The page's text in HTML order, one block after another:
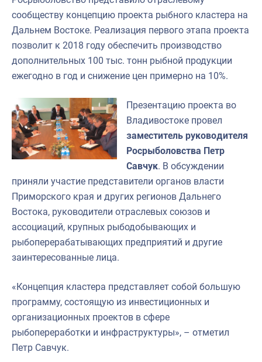
сообществу концепцию проекта рыбного кластера на
Дальнем Востоке. Реализация первого этапа проекта
позволит к 2018 году обеспечить производство
дополнительных 100 тыс. тонн рыбной продукции
ежегодно в год и снижение цен примерно на 10%.
Презентацию проекта во
Владивостоке провел
заместитель руководителя
Росрыболовства Петр
Савчук. В обсуждении
приняли участие представители органов власти
Приморского края и других регионов Дальнего
Востока, руководители отраслевых союзов и
ассоциаций, крупных рыбодобывающих и
рыбоперерабатывающих предприятий и другие
заинтересованные лица.
«Концепция кластера представляет собой большую
программу, состоящую из инвестиционных и
организационных проектов в сфере
рыбопереработки и инфраструктуры», – отметил
Петр Савчук.